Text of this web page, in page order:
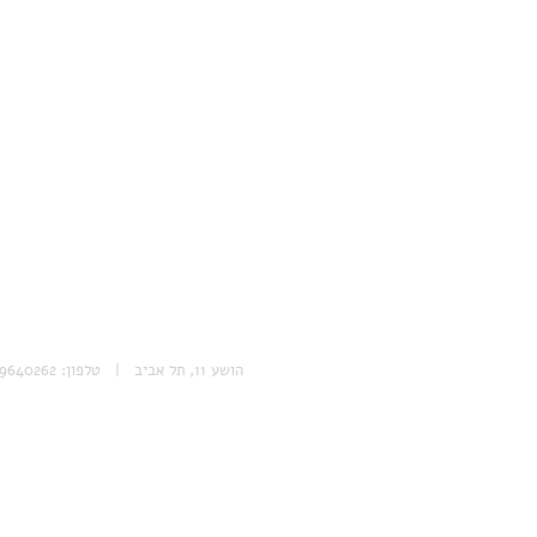
הושע 11, תל אביב | טלפון: 053-9640262